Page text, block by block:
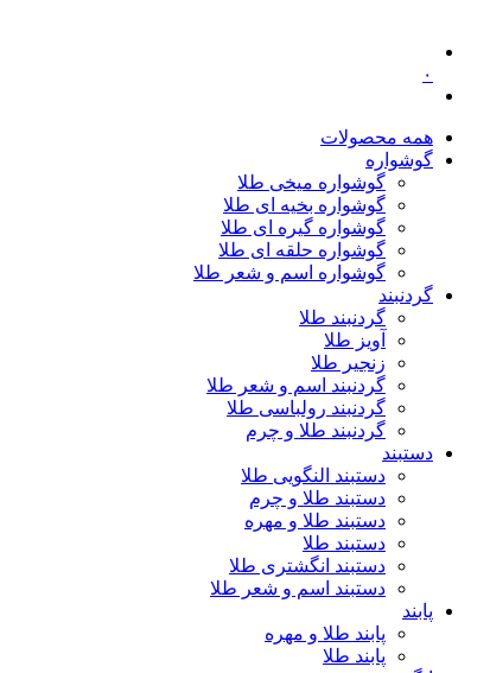
۰
همه محصولات
گوشواره
گوشواره میخی طلا
گوشواره بخیه ای طلا
گوشواره گیره ای طلا
گوشواره حلقه ای طلا
گوشواره اسم و شعر طلا
گردنبند
گردنبند طلا
آویز طلا
زنجیر طلا
گردنبند اسم و شعر طلا
گردنبند رولباسی طلا
گردنبند طلا و چرم
دستبند
دستبند النگویی طلا
دستبند طلا و چرم
دستبند طلا و مهره
دستبند طلا
دستبند انگشتری طلا
دستبند اسم و شعر طلا
پابند
پابند طلا و مهره
پابند طلا